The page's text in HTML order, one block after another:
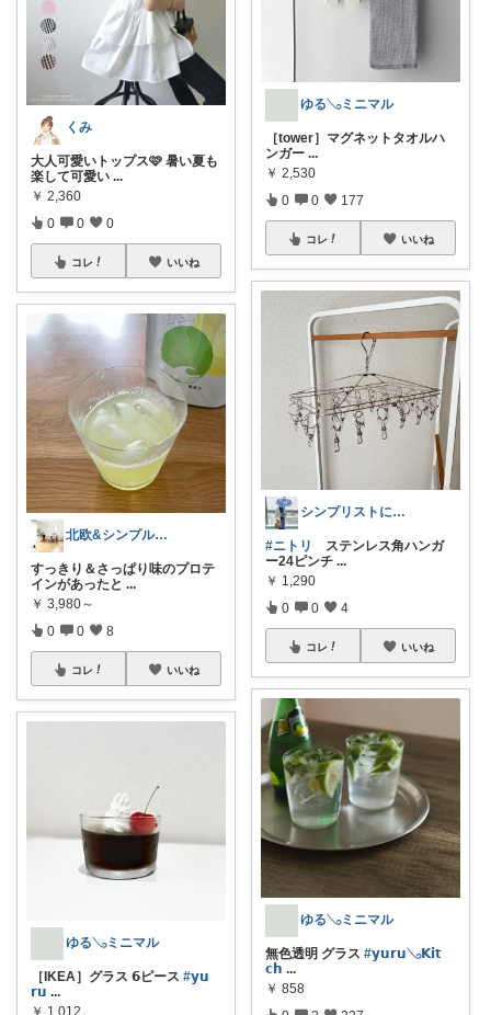
くみ
大人可愛いトップス🩷 暑い夏も
楽して可愛い ...
￥ 2,360
0 0 0
コレ いいね
北欧&シンプルライフ〜整える暮らし〜
すっきり＆さっぱり味のプロテ
インがあったと ...
￥ 3,980～
0 0 8
コレ いいね
ゆる𓂅ミニマル
［IKEA］グラス 𝟲ピース #𝘆𝘂
𝗿𝘂 ...
￥ 1,012
ゆる𓂅ミニマル
［tower］マグネットタオルハ
ンガー ...
￥ 2,530
0 0 177
コレ いいね
シンプリストになりたい着物女子
#ニトリ
ステンレス角ハンガ
ー24ピンチ ...
￥ 1,290
0 0 4
コレ いいね
ゆる𓂅ミニマル
無色透明 グラス #𝘆𝘂𝗿𝘂𓂅𝗞𝗶𝘁
𝗰𝗵 ...
￥ 858